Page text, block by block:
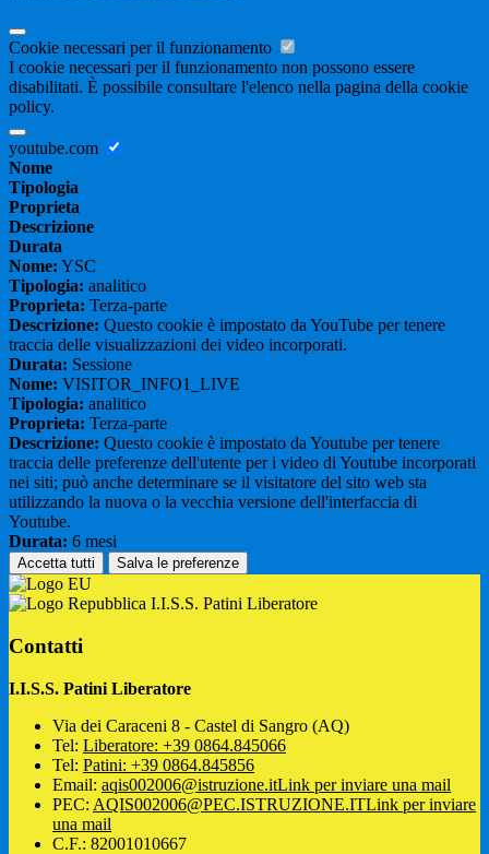
Cookie necessari per il funzionamento
I cookie necessari per il funzionamento non possono essere
disabilitati. È possibile consultare l'elenco nella pagina della cookie
policy.
youtube.com
Nome
Tipologia
Proprieta
Descrizione
Durata
Nome: YSC
Tipologia: analitico
Proprieta: Terza-parte
Descrizione: Questo cookie è impostato da YouTube per tenere
traccia delle visualizzazioni dei video incorporati.
Durata: Sessione
Nome: VISITOR_INFO1_LIVE
Tipologia: analitico
Proprieta: Terza-parte
Descrizione: Questo cookie è impostato da Youtube per tenere
traccia delle preferenze dell'utente per i video di Youtube incorporati
nei siti; può anche determinare se il visitatore del sito web sta
utilizzando la nuova o la vecchia versione dell'interfaccia di
Youtube.
Durata: 6 mesi
Accetta tutti Salva le preferenze
I.I.S.S. Patini Liberatore
Contatti
I.I.S.S. Patini Liberatore
Via dei Caraceni 8 - Castel di Sangro (AQ)
Tel: Liberatore: +39 0864.845066
Tel: Patini: +39 0864.845856
Email: aqis002006@istruzione.itLink per inviare una mail
PEC: AQIS002006@PEC.ISTRUZIONE.ITLink per inviare
una mail
C.F.: 82001010667